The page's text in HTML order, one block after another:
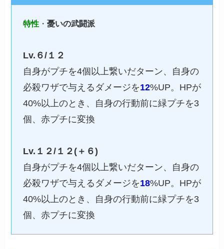
特性・ 憂いの武闘派
Lv.６/１２
自身がプチを4個以上繋いだターン、自身の
必殺ワザで与えるダメージを12%UP。HPが
40%以上のとき、自身の行動前に緑プチを3
個、赤プチに変換
Lv.１２/１２(＋６)
自身がプチを4個以上繋いだターン、自身の
必殺ワザで与えるダメージを18%UP。HPが
40%以上のとき、自身の行動前に緑プチを3
個、赤プチに変換